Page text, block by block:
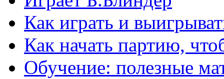
Как играть и
Как начать партию,
Обучение: полезные